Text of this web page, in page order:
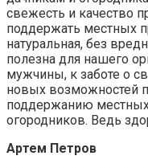
свежесть и качество
поддержать местных
натуральная, без
полезна для нашего
мужчины, к заботе о
новых возможностей
поддержанию
огородников. Ведь
Артем Петров